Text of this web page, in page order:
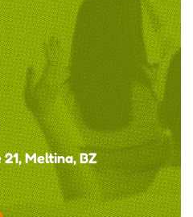
Meltina, BZ